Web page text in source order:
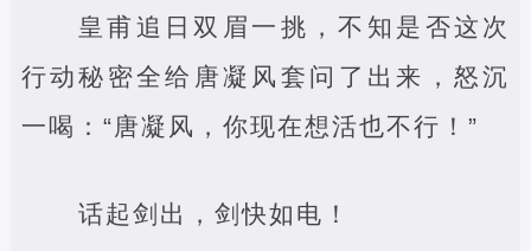
皇甫追日双眉一挑，不知是否这次
行动秘密全给唐凝风套问了出来，怒沉
一喝：“唐凝风，你现在想活也不行！”
话起剑出，剑快如电！